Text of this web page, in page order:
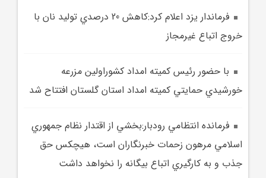
فرماندار يزد اعلام کرد:کاهش 20 درصدي توليد نان با
خروج اتباع غيرمجاز
با حضور رئيس کميته امداد کشوراولين مزرعه
خورشيدي حمايتي کميته امداد استان گلستان افتتاح شد
فرمانده انتظامي رودبار:بخشي از اقتدار نظام جمهوري
اسلامي مرهون زحمات خبرنگاران است، هيچکس حق
جذب و به کارگيري اتباع بيگانه را نخواهد داشت